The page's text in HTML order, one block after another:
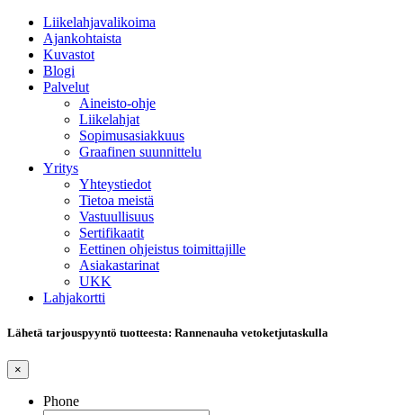
Liikelahjavalikoima
Ajankohtaista
Kuvastot
Blogi
Palvelut
Aineisto-ohje
Liikelahjat
Sopimusasiakkuus
Graafinen suunnittelu
Yritys
Yhteystiedot
Tietoa meistä
Vastuullisuus
Sertifikaatit
Eettinen ohjeistus toimittajille
Asiakastarinat
UKK
Lahjakortti
Lähetä tarjouspyyntö tuotteesta: Rannenauha vetoketjutaskulla
×
Phone